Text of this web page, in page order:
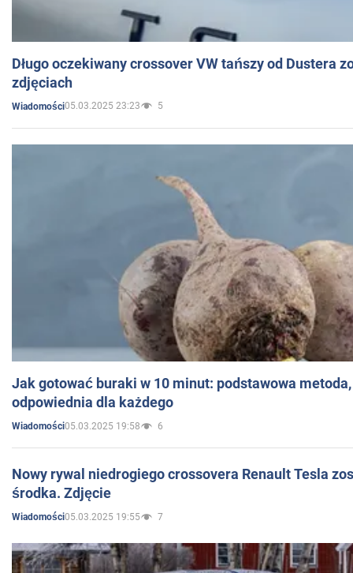
Długo oczekiwany crossover VW tańszy od Dustera
zdjęciach
Wiadomości05.03.2025 23:23 5
Jak gotować buraki w 10 minut: podstawowa
odpowiednia dla każdego
Wiadomości05.03.2025 19:58 6
Nowy rywal niedrogiego crossovera Renault Tesla
środka. Zdjęcie
Wiadomości05.03.2025 19:55 7